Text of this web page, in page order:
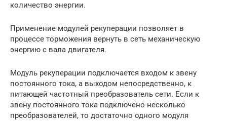
количество энергии.
Применение модулей рекуперации позволяет в
процессе торможения вернуть в сеть механическую
энергию с вала двигателя.
Модуль рекуперации подключается входом к звену
постоянного тока, а выходом непосредственно, к
питающей частотный преобразователь сети. Если к
звену постоянного тока подключено несколько
преобразователей, то достаточно одного модуля